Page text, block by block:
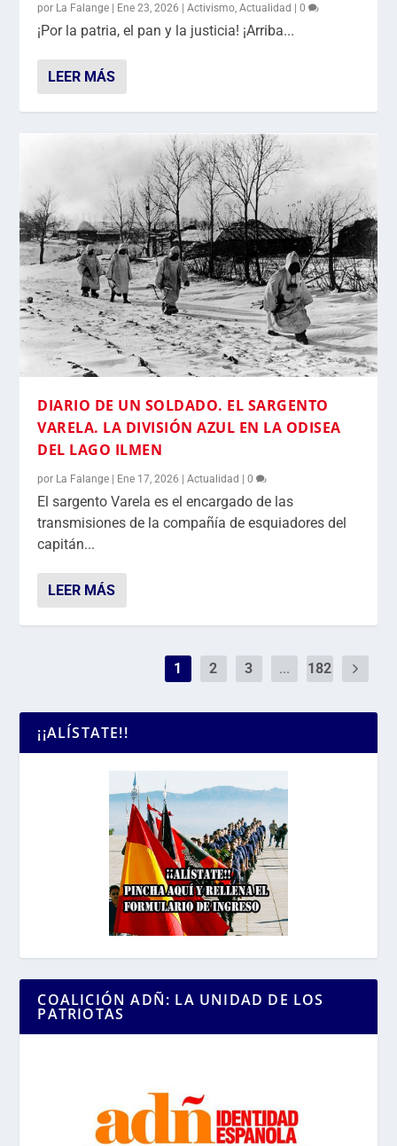
por La Falange | Ene 23, 2026 |Activismo ,Actualidad |0
¡Por la patria, el pan y la justicia! ¡Arriba...
LEER MÁS
DIARIO DE UN SOLDADO. EL SARGENTO
VARELA. LA DIVISIÓN AZUL EN LA ODISEA
DEL LAGO ILMEN
por La Falange Ene 17, 2026 |Actualidad |0
El sargento Varela es el encargado de las
transmisiones de la compañía de esquiadores del
capitán...
LEER MÁS
1 2 3 ... 182
¡¡ALÍSTATE!!
COALICIÓN ADÑ: LA UNIDAD DE LOS
PATRIOTAS